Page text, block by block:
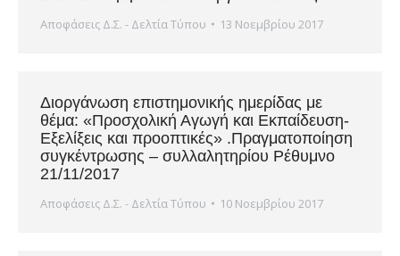
Αποφάσεις Δ.Σ. - Δελτία Τύπου 13 Νοεμβρίου 2017
Διοργάνωση επιστημονικής ημερίδας με
θέμα: «Προσχολική Αγωγή και Εκπαίδευση-
Εξελίξεις και προοπτικές» .Πραγματοποίηση
συγκέντρωσης – συλλαλητηρίου Ρέθυμνο
21/11/2017
Αποφάσεις Δ.Σ. - Δελτία Τύπου 10 Νοεμβρίου 2017